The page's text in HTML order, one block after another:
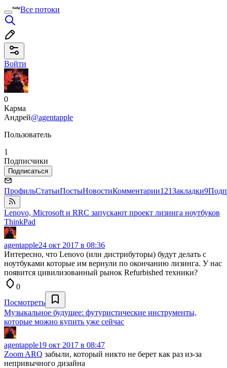
Все потоки
Войти
0
Карма
Андрей@agentapple
Пользователь
1
Подписчики
Подписаться
ПрофильСтатьиПостыНовостиКомментарии121Закладки9
Lenovo, Microsoft и RRC запускают проект лизинга ноутбуков
ThinkPad
agentapple24 окт 2017 в 08:36
Интересно, что Lenovo (или дистрибуторы) будут делать с
ноутбуками которые им вернули по окончанию лизинга. У нас
появится цивилизованный рынок Refurbished техники?
0
Посмотреть
Музыкальное будущее: футуристические инструменты,
которые можно купить уже сейчас
agentapple19 окт 2017 в 08:47
Zoom ARQ забыли, который никто не берет как раз из-за
непривычного дизайна